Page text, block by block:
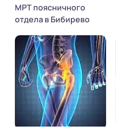
МРТ поясничного
отдела в Бибирево